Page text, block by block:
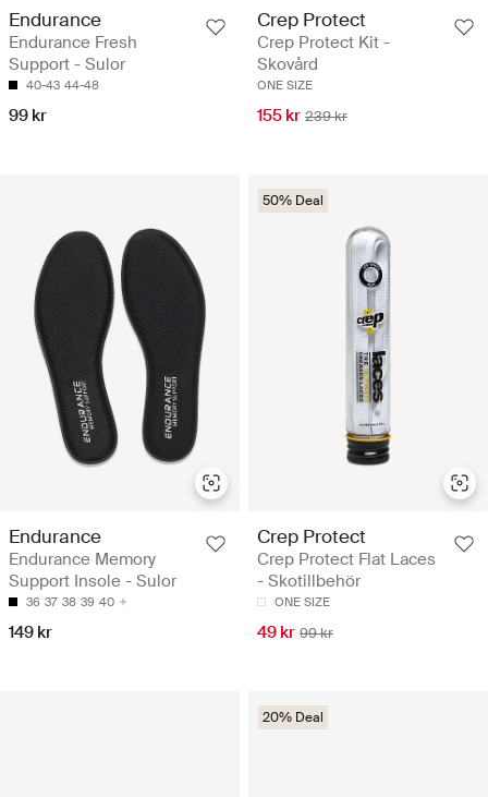
Endurance
Endurance Fresh
Support - Sulor
40-43 44-48
99 kr
Crep Protect
Crep Protect Kit -
Skovård
ONE SIZE
155 kr 239 kr
Endurance
Endurance Memory
Support Insole - Sulor
36 37 38 39 40
149 kr
50% Deal
Crep Protect
Crep Protect Flat Laces
- Skotillbehör
ONE SIZE
49 kr 99 kr
20% Deal